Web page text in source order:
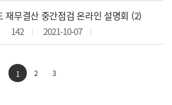
재무결산 중간점검 온라인 설명회 (2)
142 2021-10-07
1 2 3